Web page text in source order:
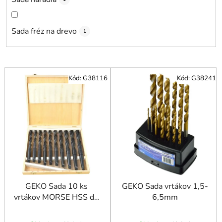
Sada fréz na drevo 1
V
GEKO Sada 10 ks
vrtákov MORSE HSS do
Kód:G38116
GEKO Sada vrtákov 1,5-
6,5mm
Kód:G38241